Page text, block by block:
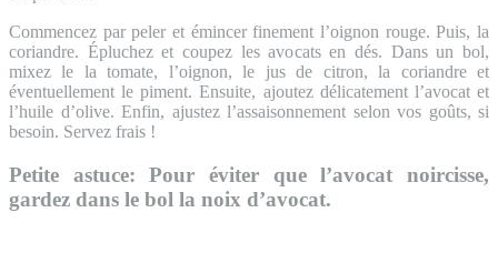
Commencez par peler et émincer finement l’oignon rouge. Puis, la
coriandre. Épluchez et coupez les avocats en dés. Dans un bol,
mixez le la tomate, l’oignon, le jus de citron, la coriandre et
éventuellement le piment. Ensuite, ajoutez délicatement l’avocat et
l’huile d’olive. Enfin, ajustez l’assaisonnement selon vos goûts, si
besoin. Servez frais !
Petite astuce: Pour éviter que l’avocat noircisse,
gardez dans le bol la noix d’avocat.